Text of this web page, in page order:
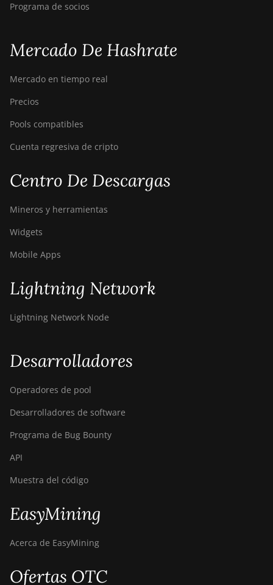
Programa de socios
Mercado De Hashrate
Mercado en tiempo real
Precios
Pools compatibles
Cuenta regresiva de cripto
Centro De Descargas
Mineros y herramientas
Widgets
Mobile Apps
Lightning Network
Lightning Network Node
Desarrolladores
Operadores de pool
Desarrolladores de software
Programa de Bug Bounty
API
Muestra del código
EasyMining
Acerca de EasyMining
Ofertas OTC